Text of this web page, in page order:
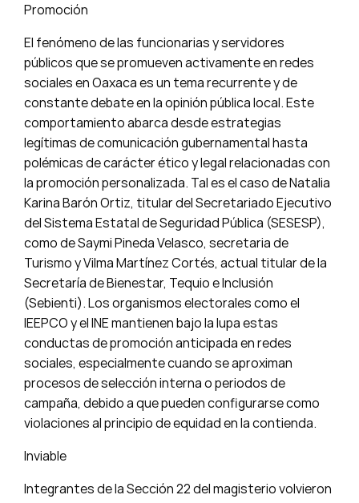
Promoción
El fenómeno de las funcionarias y servidores
públicos que se promueven activamente en redes
sociales en Oaxaca es un tema recurrente y de
constante debate en la opinión pública local. Este
comportamiento abarca desde estrategias
legítimas de comunicación gubernamental hasta
polémicas de carácter ético y legal relacionadas con
la promoción personalizada. Tal es el caso de Natalia
Karina Barón Ortiz, titular del Secretariado Ejecutivo
del Sistema Estatal de Seguridad Pública (SESESP),
como de Saymi Pineda Velasco, secretaria de
Turismo y Vilma Martínez Cortés, actual titular de la
Secretaría de Bienestar, Tequio e Inclusión
(Sebienti). Los organismos electorales como el
IEEPCO y el INE mantienen bajo la lupa estas
conductas de promoción anticipada en redes
sociales, especialmente cuando se aproximan
procesos de selección interna o periodos de
campaña, debido a que pueden configurarse como
violaciones al principio de equidad en la contienda.
Inviable
Integrantes de la Sección 22 del magisterio volvieron